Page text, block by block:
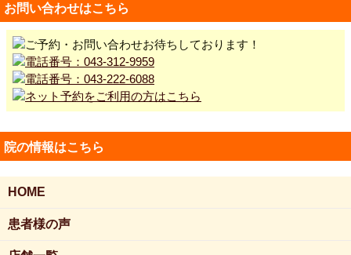
お問い合わせはこちら
院の情報はこちら
HOME
患者様の声